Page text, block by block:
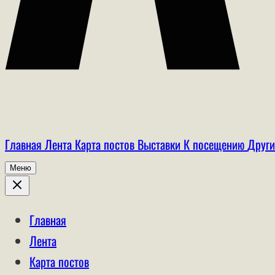
Главная Лента Карта постов Выставки К посещению
Меню
Главная
Лента
Карта постов